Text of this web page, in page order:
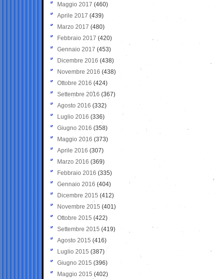
Maggio 2017 (460)
Aprile 2017 (439)
Marzo 2017 (480)
Febbraio 2017 (420)
Gennaio 2017 (453)
Dicembre 2016 (438)
Novembre 2016 (438)
Ottobre 2016 (424)
Settembre 2016 (367)
Agosto 2016 (332)
Luglio 2016 (336)
Giugno 2016 (358)
Maggio 2016 (373)
Aprile 2016 (307)
Marzo 2016 (369)
Febbraio 2016 (335)
Gennaio 2016 (404)
Dicembre 2015 (412)
Novembre 2015 (401)
Ottobre 2015 (422)
Settembre 2015 (419)
Agosto 2015 (416)
Luglio 2015 (387)
Giugno 2015 (396)
Maggio 2015 (402)